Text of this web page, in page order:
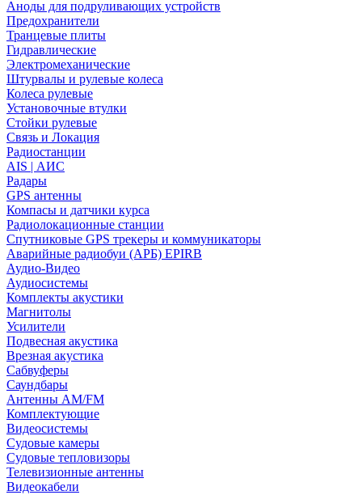
Аноды для подруливающих устройств
Предохранители
Транцевые плиты
Гидравлические
Электромеханические
Штурвалы и рулевые колеса
Колеса рулевые
Установочные втулки
Стойки рулевые
Связь и Локация
Радиостанции
AIS | АИС
Радары
GPS антенны
Компасы и датчики курса
Радиолокационные станции
Спутниковые GPS трекеры и коммуникаторы
Аварийные радиобуи (АРБ) EPIRB
Аудио-Видео
Аудиосистемы
Комплекты акустики
Магнитолы
Усилители
Подвесная акустика
Врезная акустика
Сабвуферы
Саундбары
Антенны AM/FM
Комплектующие
Видеосистемы
Судовые камеры
Cудовые тепловизоры
Телевизионные антенны
Видеокабели